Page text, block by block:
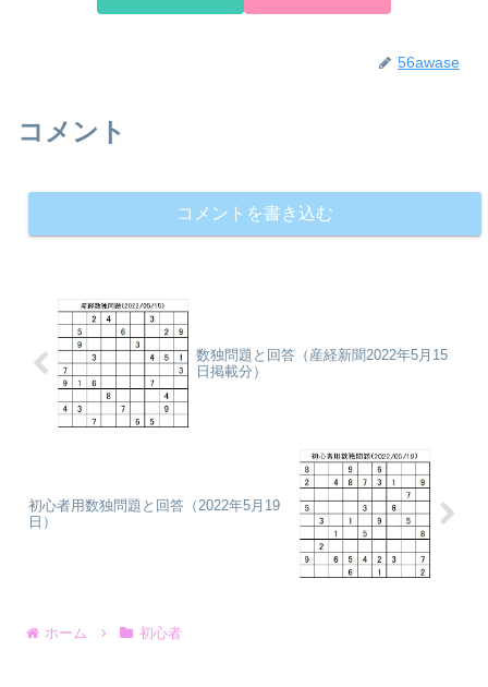
56awase
コメント
コメントを書き込む
数独問題と回答（産経新聞2022年5月15
日掲載分）
初心者用数独問題と回答（2022年5月19
日）
ホーム 初心者